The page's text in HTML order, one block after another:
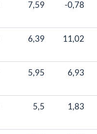
7,59 -0,78
6,39 11,02
5,95 6,93
5,5 1,83